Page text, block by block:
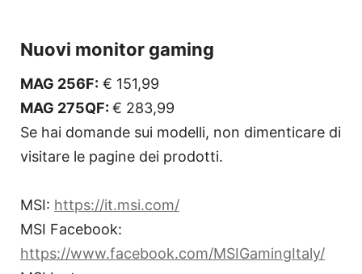
Nuovi monitor gaming
MAG 256F: € 151,99
MAG 275QF: € 283,99
Se hai domande sui modelli, non dimenticare di
visitare le pagine dei prodotti.
MSI: https://it.msi.com/
MSI Facebook:
https://www.facebook.com/MSIGamingItaly/